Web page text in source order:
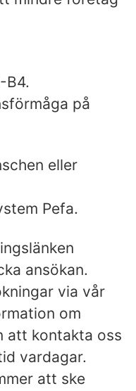
B4.
på
eller
Pefa.
ansökan.
via vår
om
att kontakta oss
vardagar.
att ske